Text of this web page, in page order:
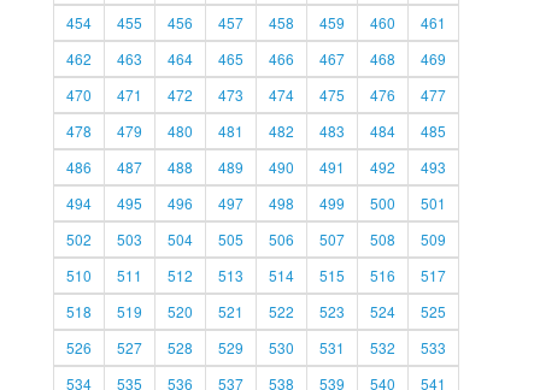
454
455 456 457 458 459 460
461
462
463 464 465 466 467 468
469
470
471 472 473 474 475 476
477
478
479 480 481 482 483 484
485
486
487 488 489 490 491 492
493
494
495 496 497 498 499 500
501
502
503 504 505 506 507 508
509
510
511 512 513 514 515 516
517
518
519 520 521 522 523 524
525
526
527 528 529 530 531 532
533
534
535 536 537 538 539 540 541